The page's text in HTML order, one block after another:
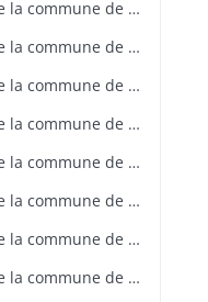
Blotzheim : plan et arpentage du ban de la commune de Blotzheim (plan dressé sur ordre de l'intendant vers 1765)
Blotzheim : plan et arpentage du ban de la commune de Blotzheim (plan dressé sur ordre de l'intendant vers 1765)
Blotzheim : plan et arpentage du ban de la commune de Blotzheim (plan dressé sur ordre de l'intendant vers 1765)
Blotzheim : plan et arpentage du ban de la commune de Blotzheim (plan dressé sur ordre de l'intendant vers 1765)
Blotzheim : plan et arpentage du ban de la commune de Blotzheim (plan dressé sur ordre de l'intendant vers 1765)
Blotzheim : plan et arpentage du ban de la commune de Blotzheim (plan dressé sur ordre de l'intendant vers 1765)
Blotzheim : plan et arpentage du ban de la commune de Blotzheim (plan dressé sur ordre de l'intendant vers 1765)
Blotzheim : plan et arpentage du ban de la commune de Blotzheim (plan dressé sur ordre de l'intendant vers 1765)